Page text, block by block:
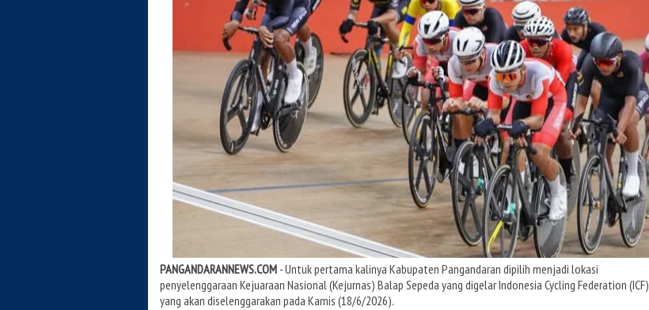
PANGANDARANNEWS.COM - Untuk pertama kalinya Kabupaten Pangandaran dipilih menjadi lokasi
penyelenggaraan Kejuaraan Nasional (Kejurnas) Balap Sepeda yang digelar Indonesia Cycling Federation (ICF)
yang akan diselenggarakan pada Kamis (18/6/2026).